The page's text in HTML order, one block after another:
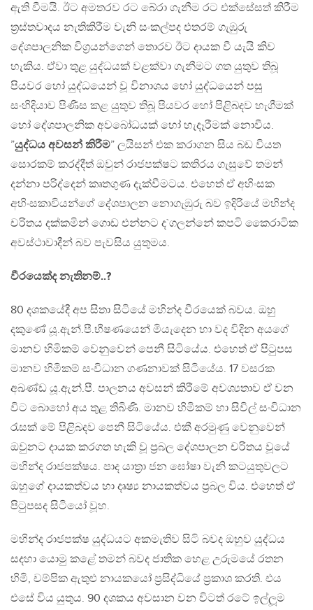
ඇති වීමයි. ඊට අමතරව රට බේරා ගැනීම රට එක්සේසත් කිරීම
ත‍්‍රස්තවාදය නැතිකිරීම වැනි සංකල්පද එතරම් ගැඹුරු
දේශපාලනික විග‍්‍රයන්ගෙන් තොරව ඊට දායක වී යැයි කිව
හැකිය. ඒවා තුළ යුද්ධයක් වළක්වා ගැනීමට ගත යුතුව තිබූ
පියවර හෝ යුද්ධයෙන් වූ විනාශය හෝ යුද්ධයෙන් පසු
සංහිදියාව පිණිස කළ යුතුව තිබූ පියවර හෝ පිළිබදව හැගීමක්
හෝ දේශපාලනික අවබෝධයක් හෝ හැදෑරීමක් නොවීය.
”යුද්ධය අවසන් කිරීම” ලයිසන් එක කරාගන සිය බඩ වියත
සොරකම් කරද්දීත් ඔවුන් රාජපක්ෂට කතිරය ගැසුවේ තමන්
දන්නා පරිද්දෙන් කෘතගුණ දැක්වීමටය. එහෙත් ඒ අහිංසක
අහිංසකාවියන්ගේ දේශපාලන නොගැඹුරු බව ඉදිරියේ මහින්ද
චරිතය දක්කමින් ගොඩ එන්නට ද`ගලන්නේ කපටි කෛරාටික
අවස්ථාවාදීන් බව පැවසිය යුතුමය.
වීරයෙක්ද නැතිනම්..?
80 දශකයේදී අප සිතා සිටියේ මහින්ද වීරයෙක් බවය. ඔහු
දකුණේ යූ.ඇන්.පී.භීෂණයෙන් මියැදෙන හා වද විදින අයගේ
මානව හිමිකම් වෙනුවෙන් පෙනී සිටියේය. එහෙත් ඒ පිටුපස
මානව හිමිකම් සංවිධාන ගණනාවක් සිටියේය. 17 වසරක
අඛණ්ඩ යූ.ඇන්.පී. පාලනය අවසන් කිරීමේ අවශ්‍යතාව ඒ වන
විට බොහෝ අය තුළ තිබිණි. මානව හිමිකම් හා සිවිල් සංවිධාන
රැසක් මේ පිළිබදව පෙනී සිටියේය. එකී අරමුණු වෙනුවෙන්
ඔවුනට දායක කරගත හැකි වූ ප‍්‍රබල දේශපාලන චරිතය වූයේ
මහින්ද රාජපක්ෂය. පාද යාත‍්‍රා ජන ඝෝෂා වැනි කටයුතුවලට
ඔහුගේ දායකත්වය හා දෘෂ්‍ය නායකත්වය ප‍්‍රබල විය. එහෙත් ඒ
පිටුපසද සිටියෝ වූහ.
මහින්ද රාජපක්ෂ යුද්ධයට අකමැතිව සිටි බවද ඔහුව යුද්ධය
සදහා යොමු කළේ තමන් බවද ජාතික හෙළ උරුමයේ රතන
හිමි, චම්පික ඇතුළු නායකයෝ ප‍්‍රසිද්ධියේ ප‍්‍රකාශ කරති. එය
එසේ විය යුතුය. 90 දශකය අවසාන වන විටත් රටේ ඉල්ලූම